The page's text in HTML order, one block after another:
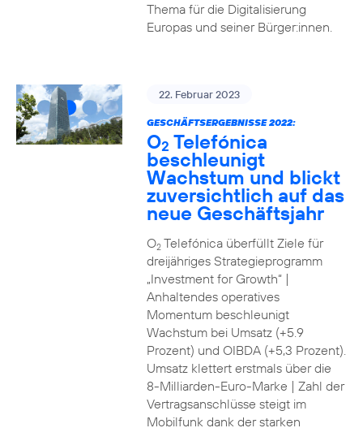
Thema für die Digitalisierung
Europas und seiner Bürger:innen.
22. Februar 2023
GESCHÄFTSERGEBNISSE 2022:
O2 Telefónica
beschleunigt
Wachstum und blickt
zuversichtlich auf das
neue Geschäftsjahr
O2Telefónica überfüllt Ziele für
dreijähriges Strategieprogramm
„Investment for Growth“ |
Anhaltendes operatives
Momentum beschleunigt
Wachstum bei Umsatz (+5.9
Prozent) und OIBDA (+5,3 Prozent).
Umsatz klettert erstmals über die
8-Milliarden-Euro-Marke | Zahl der
Vertragsanschlüsse steigt im
Mobilfunk dank der starken